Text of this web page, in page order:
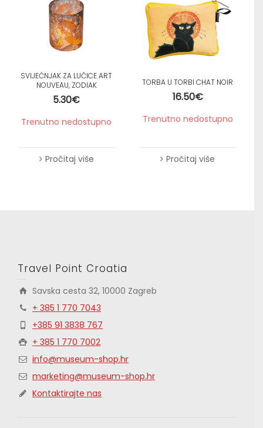
SVIJEĆNJAK ZA LUČICE ART
NOUVEAU, ZODIAK
5.30€
Trenutno nedostupno
Pročitaj više
TORBA U TORBI CHAT NOIR
16.50€
Trenutno nedostupno
Pročitaj više
Travel Point Croatia
Savska cesta 32, 10000 Zagreb
+ 385 1 770 7043
+385 91 3838 767
+ 385 1 770 7002
info@museum-shop.hr
marketing@museum-shop.hr
Kontaktirajte nas